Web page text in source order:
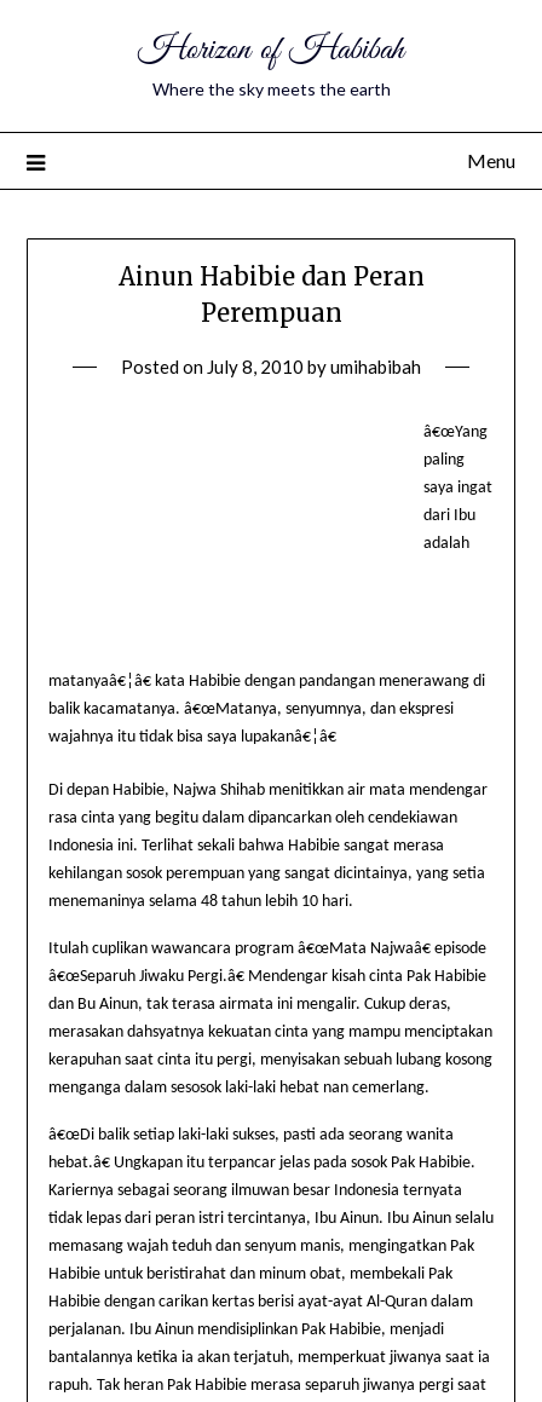
Horizon of Habibah
Where the sky meets the earth
Menu
Ainun Habibie dan Peran
Perempuan
Posted on July 8, 2010 byumihabibah
â€œYang
paling
saya ingat
dari Ibu
adalah
matanyaâ€¦â€ kata Habibie dengan pandangan menerawang di
balik kacamatanya. â€œMatanya, senyumnya, dan ekspresi
wajahnya itu tidak bisa saya lupakanâ€¦â€
Di depan Habibie, Najwa Shihab menitikkan air mata mendengar
rasa cinta yang begitu dalam dipancarkan oleh cendekiawan
Indonesia ini. Terlihat sekali bahwa Habibie sangat merasa
kehilangan sosok perempuan yang sangat dicintainya, yang setia
menemaninya selama 48 tahun lebih 10 hari.
Itulah cuplikan wawancara program â€œMata Najwaâ€ episode
â€œSeparuh Jiwaku Pergi.â€ Mendengar kisah cinta Pak Habibie
dan Bu Ainun, tak terasa airmata ini mengalir. Cukup deras,
merasakan dahsyatnya kekuatan cinta yang mampu menciptakan
kerapuhan saat cinta itu pergi, menyisakan sebuah lubang kosong
menganga dalam sesosok laki-laki hebat nan cemerlang.
â€œDi balik setiap laki-laki sukses, pasti ada seorang wanita
hebat.â€ Ungkapan itu terpancar jelas pada sosok Pak Habibie.
Kariernya sebagai seorang ilmuwan besar Indonesia ternyata
tidak lepas dari peran istri tercintanya, Ibu Ainun. Ibu Ainun selalu
memasang wajah teduh dan senyum manis, mengingatkan Pak
Habibie untuk beristirahat dan minum obat, membekali Pak
Habibie dengan carikan kertas berisi ayat-ayat Al-Quran dalam
perjalanan. Ibu Ainun mendisiplinkan Pak Habibie, menjadi
bantalannya ketika ia akan terjatuh, memperkuat jiwanya saat ia
rapuh. Tak heran Pak Habibie merasa separuh jiwanya pergi saat